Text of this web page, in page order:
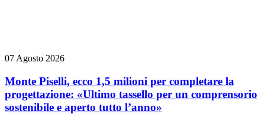
07 Agosto 2026
Monte Piselli, ecco 1,5 milioni per completare la
progettazione: «Ultimo tassello per un comprensorio
sostenibile e aperto tutto l’anno»